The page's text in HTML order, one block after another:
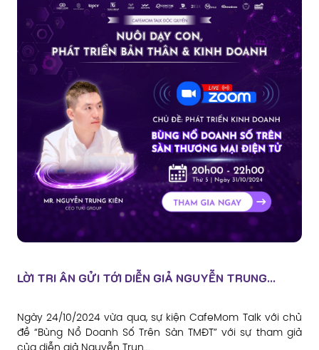
LỜI TRI ÂN GỬI TỚI DIỄN GIẢ NGUYỄN TRUNG...